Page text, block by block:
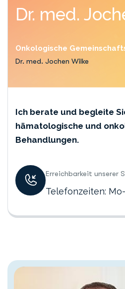
Dr. med.
Onkologische
Dr. med. Jochen Wilke
Ich berate und begleite
hämatologische und
Behandlungen.
Erreichbarkeit unserer
Telefonzeiten: